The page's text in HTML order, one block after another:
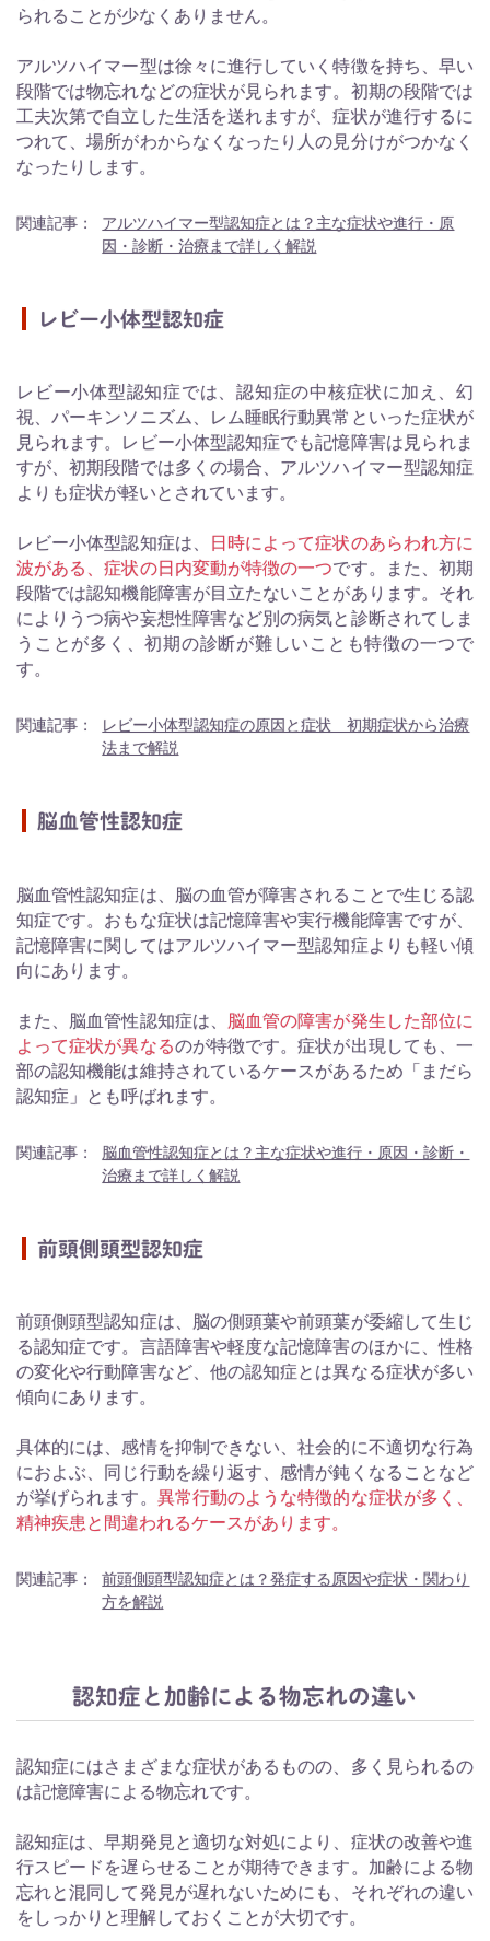
られることが少なくありません。
アルツハイマー型は徐々に進行していく特徴を持ち、早い
段階では物忘れなどの症状が見られます。初期の段階では
工夫次第で自立した生活を送れますが、症状が進行するに
つれて、場所がわからなくなったり人の見分けがつかなく
なったりします。
関連記事： アルツハイマー型認知症とは？主な症状や進行・原
因・診断・治療まで詳しく解説
レビー小体型認知症
レビー小体型認知症では、認知症の中核症状に加え、幻
視、パーキンソニズム、レム睡眠行動異常といった症状が
見られます。レビー小体型認知症でも記憶障害は見られま
すが、初期段階では多くの場合、アルツハイマー型認知症
よりも症状が軽いとされています。
レビー小体型認知症は、
日時によって症状のあらわれ方に
波がある、症状の日内変動が特徴の一つです。また、初期
段階では認知機能障害が目立たないことがあります。それ
によりうつ病や妄想性障害など別の病気と診断されてしま
うことが多く、初期の診断が難しいことも特徴の一つで
す。
関連記事： レビー小体型認知症の原因と症状 初期症状から治療
法まで解説
脳血管性認知症
脳血管性認知症は、脳の血管が障害されることで生じる認
知症です。おもな症状は記憶障害や実行機能障害ですが、
記憶障害に関してはアルツハイマー型認知症よりも軽い傾
向にあります。
また、脳血管性認知症は、
脳血管の障害が発生した部位に
よって症状が異なるのが特徴です。症状が出現しても、一
部の認知機能は維持されているケースがあるため「まだら
認知症」とも呼ばれます。
関連記事： 脳血管性認知症とは？主な症状や進行・原因・診断・
治療まで詳しく解説
前頭側頭型認知症
前頭側頭型認知症は、脳の側頭葉や前頭葉が委縮して生じ
る認知症です。言語障害や軽度な記憶障害のほかに、性格
の変化や行動障害など、他の認知症とは異なる症状が多い
傾向にあります。
具体的には、感情を抑制できない、社会的に不適切な行為
におよぶ、同じ行動を繰り返す、感情が鈍くなることなど
が挙げられます。 異常行動のような特徴的な症状が多く、
精神疾患と間違われるケースがあります。
関連記事： 前頭側頭型認知症とは？発症する原因や症状・関わり
方を解説
認知症と加齢による物忘れの違い
認知症にはさまざまな症状があるものの、多く見られるの
は記憶障害による物忘れです。
認知症は、早期発見と適切な対処により、症状の改善や進
行スピードを遅らせることが期待できます。加齢による物
忘れと混同して発見が遅れないためにも、それぞれの違い
をしっかりと理解しておくことが大切です。